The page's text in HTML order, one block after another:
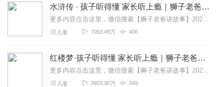
水浒传 · 孩子听得懂 家长听上瘾｜狮子老爸讲故事
更多内容点击这里，微信搜索【狮子老爸讲故事】2026暑假去哪玩？看什么？和狮爸一起重走水浒路～【大明皇帝朱元璋】最新专辑:一开局一个碗，小乞丐如何夺天下?【四大...
儿童 7053.49万 406
红楼梦·孩子听得懂 家长听上瘾｜狮子老爸讲故事
更多内容点击这里，微信搜索【狮子老爸讲故事】2026暑假去哪玩？看什么？和狮爸一起重走水浒路～【大明皇帝朱元璋】最新专辑:一开局一个碗，小乞丐如何夺天下?【四大...
儿童 3903.90万 349